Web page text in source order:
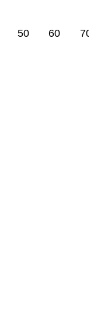
50 60 70